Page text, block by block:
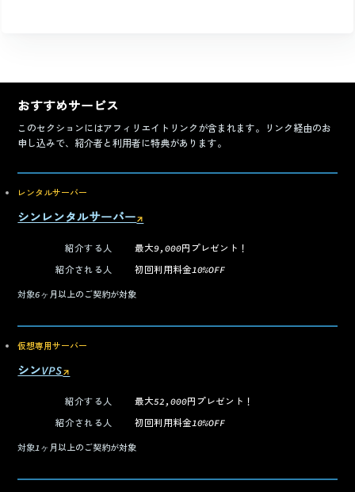
おすすめサービス
このセクションにはアフィリエイトリンクが含まれます。リンク経由のお
申し込みで、紹介者と利用者に特典があります。
レンタルサーバー
シンレンタルサーバー↗
（新しいタブで開く）
紹介する人
最大9,000円プレゼント！
紹介される人
初回利用料金10%OFF
対象6ヶ月以上のご契約が対象
仮想専用サーバー
シンVPS↗
（新しいタブで開く）
紹介する人
最大52,000円プレゼント！
紹介される人
初回利用料金10%OFF
対象 1ヶ月以上のご契約が対象